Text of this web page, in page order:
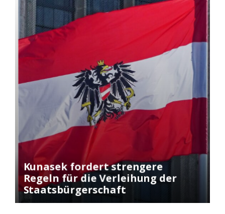
Kunasek fordert strengere
Regeln für die Verleihung der
Staatsbürgerschaft